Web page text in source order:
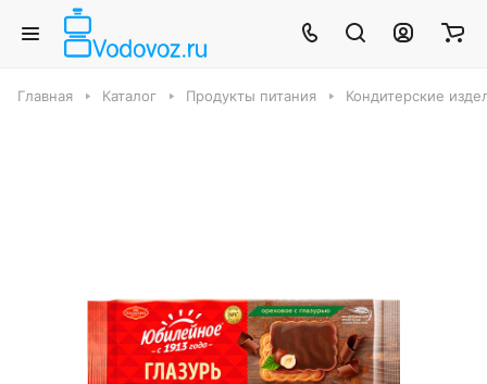
Главная Каталог Продукты питания Кондитерские